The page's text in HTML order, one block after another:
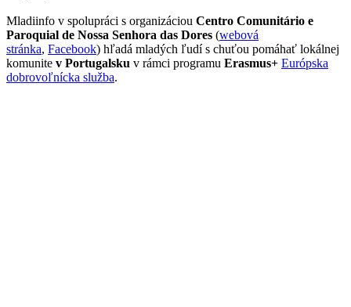
Mladiinfo v spolupráci s organizáciou Centro Comunitário e
Paroquial de Nossa Senhora das Dores (webová
stránka, Facebook) hľadá mladých ľudí s chuťou pomáhať lokálnej
komunite v Portugalsku v rámci programu Erasmus+ Európska
dobrovoľnícka služba.